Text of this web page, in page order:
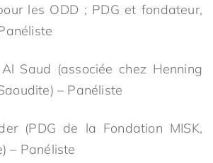
les ODD ; PDG et fondateur,
Saud (associée chez Henning
– Panéliste
(PDG de la Fondation MISK,
– Panéliste